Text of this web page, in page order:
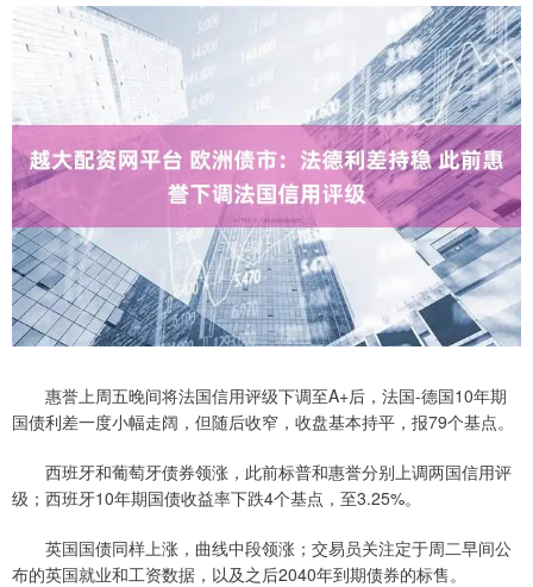
惠誉上周五晚间将法国信用评级下调至A+后，法国-德国10年期
国债利差一度小幅走阔，但随后收窄，收盘基本持平，报79个基点。
西班牙和葡萄牙债券领涨，此前标普和惠誉分别上调两国信用评
级；西班牙10年期国债收益率下跌4个基点，至3.25%。
英国国债同样上涨，曲线中段领涨；交易员关注定于周二早间公
布的英国就业和工资数据，以及之后2040年到期债券的标售。